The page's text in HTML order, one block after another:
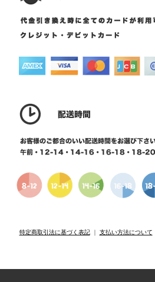
特定商取引法に基づく表記｜ 支払い方法について